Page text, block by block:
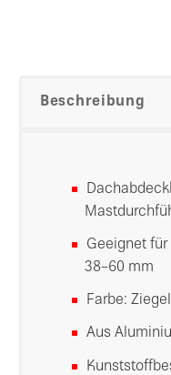
Beschreibung
Geeignet
38–60 mm
Farbe:
Aus